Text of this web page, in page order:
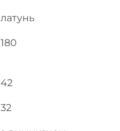
латунь
180
42
32